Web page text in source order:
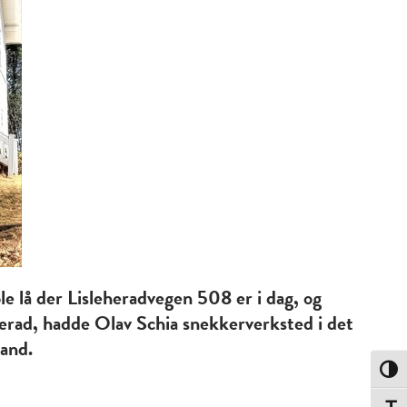
lå der Lisleheradvegen 508 er i dag, og
hadde Olav Schia snekkerverksted i det